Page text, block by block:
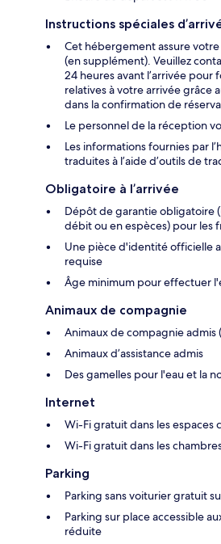
Instructions spéciales
Cet hébergement assure
(en supplément). Veuillez
24 heures avant l’arrivée pour
relatives à votre arrivée grâce
dans la confirmation de
Le personnel de la réception
Les informations fournies par
traduites à l’aide d’outils de
Obligatoire à l’arrivée
Dépôt de garantie obligatoire
débit ou en espèces) pour les
Une pièce d'identité officielle
requise
Âge minimum pour effectuer
Animaux de compagnie
Animaux de compagnie
Animaux d’assistance admis
Des gamelles pour l'eau et la
Internet
Wi-Fi gratuit dans les espaces
Wi-Fi gratuit dans les
Parking
Parking sans voiturier gratuit
Parking sur place accessible
réduite